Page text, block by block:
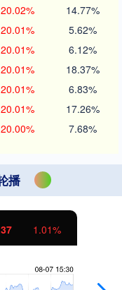
20.02% 14.77%
20.01% 5.62%
20.01% 6.12%
20.01% 18.37%
20.01% 6.83%
20.01% 17.26%
20.00% 7.68%
播
1.01%